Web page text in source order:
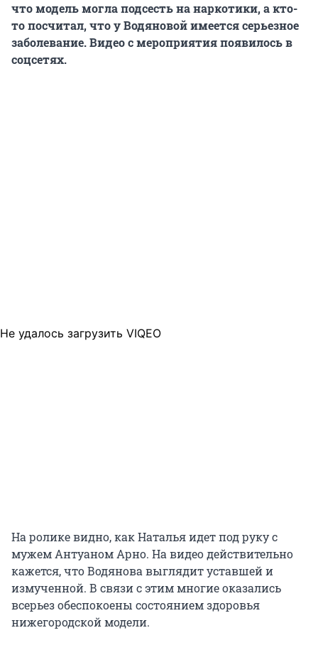
что модель могла подсесть на наркотики, а кто-
то посчитал, что у Водяновой имеется серьезное
заболевание. Видео с мероприятия появилось в
соцсетях.
Не удалось загрузить VIQEO
На ролике видно, как Наталья идет под руку с
мужем Антуаном Арно. На видео действительно
кажется, что Водянова выглядит уставшей и
измученной. В связи с этим многие оказались
всерьез обеспокоены состоянием здоровья
нижегородской модели.